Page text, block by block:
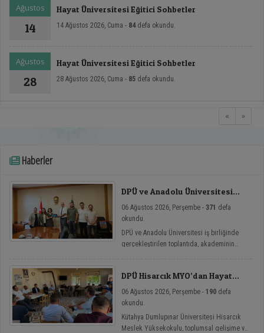
Ağustos
14
Hayat Üniversitesi Eğitici Sohbetler
14 Ağustos 2026, Cuma - 84defa okundu.
Ağustos
28
Hayat Üniversitesi Eğitici Sohbetler
28 Ağustos 2026, Cuma - 85 defa okundu.
« »
Haberler
DPÜ ve Anadolu Üniversitesi
Toplantısı
06 Ağustos 2026, Perşembe - 371 defa
okundu.
DPÜ ve Anadolu Üniversitesi iş birliğinde
gerçekleştirilen toplantıda, akademinin
DPÜ Hisarcık MYO’dan Hayat
06 Ağustos 2026, Perşembe - 190 defa
okundu.
Kütahya Dumlupınar Üniversitesi Hisarcık
Meslek Yüksekokulu, toplumsal gelişime ve